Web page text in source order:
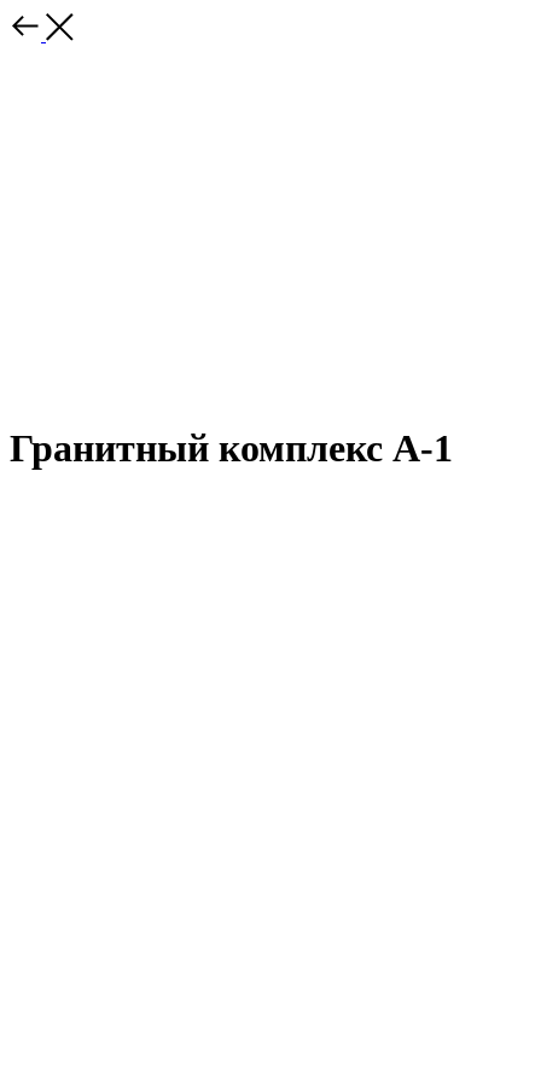
Гранитный комплекс А-1